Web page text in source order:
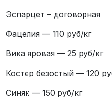
Эспарцет – договорная
Фацелия — 110 руб/кг
Вика яровая — 25 руб/кг
Костер безостый — 120
Синяк — 150 руб/кг